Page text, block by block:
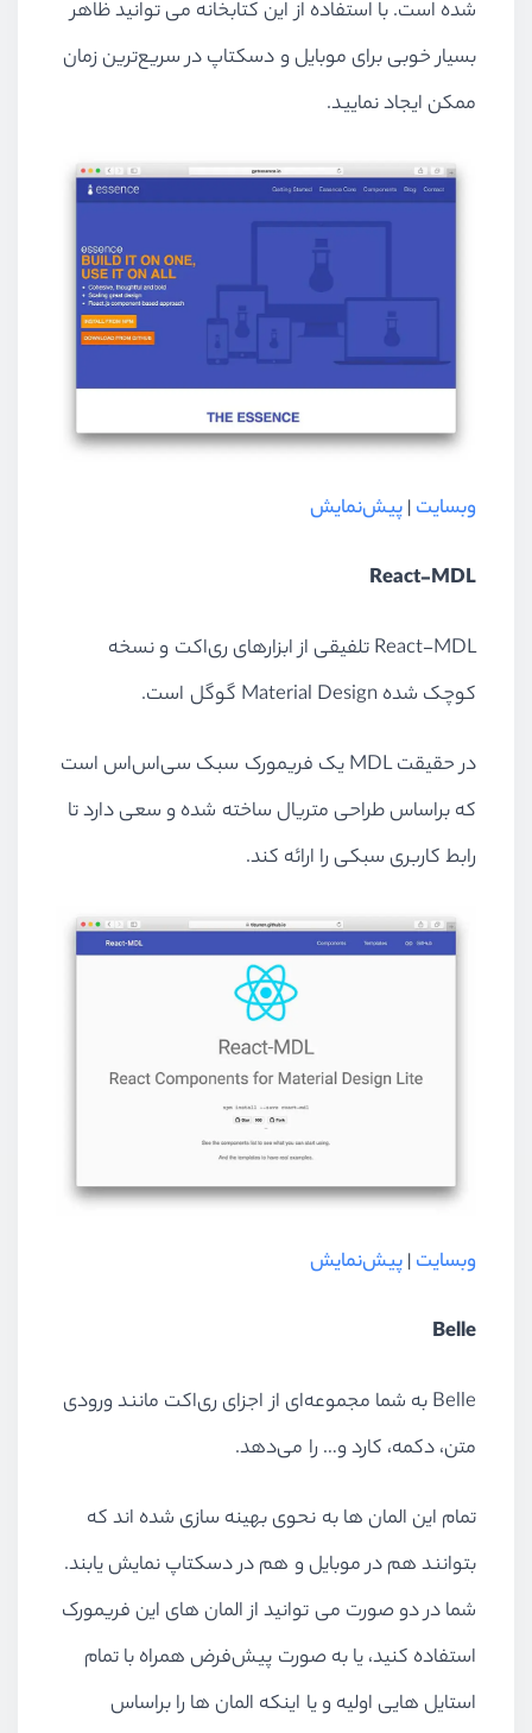
شده است. با استفاده از این کتابخانه می توانید ظاهر
بسیار خوبی برای موبایل و دسکتاپ در سریع‌ترین زمان
ممکن ایجاد نمایید.
وبسایت|پیش‌نمایش
React-MDL
React-MDL تلفیقی از ابزارهای ری‌اکت و نسخه
کوچک شده Material Design گوگل است.
در حقیقت MDL یک فریمورک سبک سی‌اس‌اس است
که براساس طراحی متریال ساخته شده و سعی دارد تا
رابط کاربری سبکی را ارائه کند.
وبسایت|پیش‌نمایش
Belle
Belle به شما مجموعه‌ای از اجزای ری‌اکت مانند ورودی
متن، دکمه، کارد و… را می‌دهد.
تمام این المان ها به نحوی بهینه سازی شده اند که
بتوانند هم در موبایل و هم در دسکتاپ نمایش یابند.
شما در دو صورت می توانید از المان های این فریمورک
استفاده کنید، یا به صورت پیش‌فرض همراه با تمام
استایل هایی اولیه و یا اینکه المان ها را براساس